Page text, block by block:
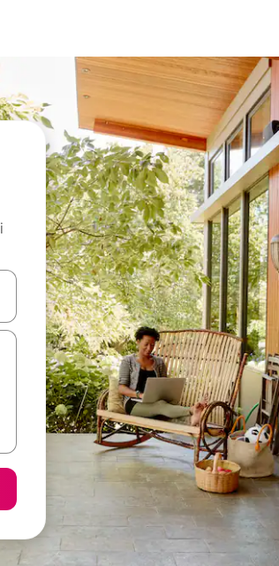
les flèches vers le haut et vers le bas,